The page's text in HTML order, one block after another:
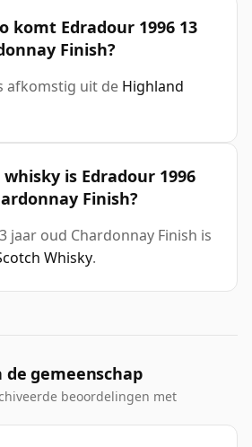
komt Edradour 1996 13
Finish?
afkomstig uit de Highland
is Edradour 1996
Finish?
jaar oud Chardonnay Finish is
Whisky.
gemeenschap
beoordelingen met